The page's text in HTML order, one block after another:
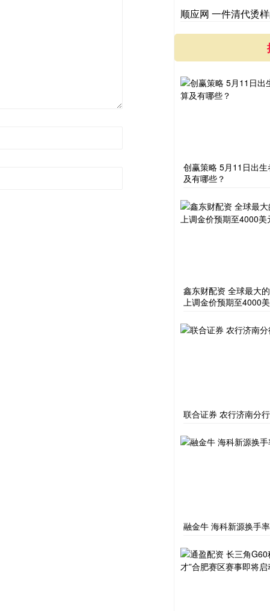
顺应网 一件清代烫
创赢策略 5月11日出
及有哪些？
鑫东财配资 全球最大
上调金价预期至4000
联合证券 农行济南分
融金牛 海科新源换手